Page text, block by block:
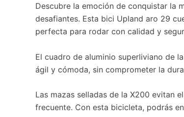
Descubre la emoción de conquistar la
desafiantes. Esta bici Upland aro 29
perfecta para rodar con calidad y
El cuadro de aluminio superliviano de
ágil y cómoda, sin comprometer la
Las mazas selladas de la X200 evitan
frecuente. Con esta bicicleta, podrás